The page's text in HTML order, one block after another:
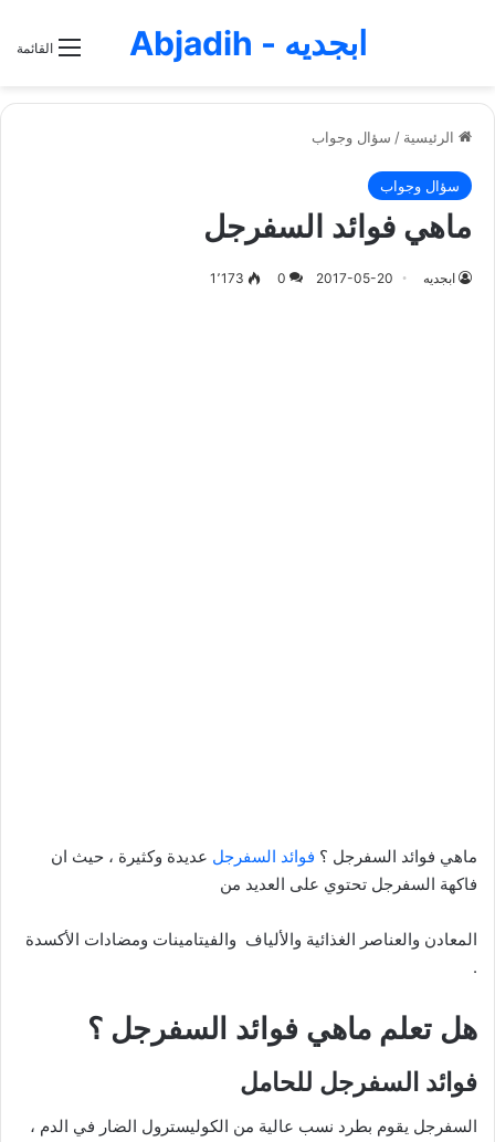
القائمة ابجديه - Abjadih
الرئيسية / سؤال وجواب
سؤال وجواب
ماهي فوائد السفرجل
ابجديه 2017-05-20
0 1٬173
ماهي فوائد السفرجل ؟ فوائد السفرجل عديدة وكثيرة ، حيث ان
فاكهة السفرجل تحتوي على العديد من
المعادن والعناصر الغذائية والألياف والفيتامينات ومضادات الأكسدة
.
هل تعلم ماهي فوائد السفرجل ؟
فوائد السفرجل للحامل
السفرجل يقوم بطرد نسب عالية من الكوليسترول الضار في الدم ،